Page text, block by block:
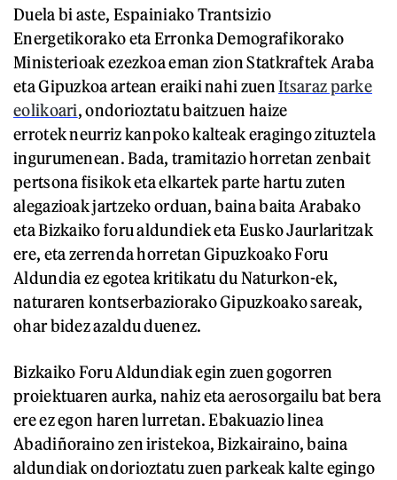
Duela bi aste, Espainiako Trantsizio
Energetikorako eta Erronka Demografikorako
Ministerioak ezezkoa eman zion Statkraftek Araba
eta Gipuzkoa artean eraiki nahi zuenItsaraz parke
eolikoari, ondorioztatu baitzuen haize
errotek neurriz kanpoko kalteak eragingo zituztela
ingurumenean. Bada, tramitazio horretan zenbait
pertsona fisikok eta elkartek parte hartu zuten
alegazioak jartzeko orduan, baina baita Arabako
eta Bizkaiko foru aldundiek eta Eusko Jaurlaritzak
ere, eta zerrenda horretan Gipuzkoako Foru
Aldundia ez egotea kritikatu du Naturkon-ek,
naturaren kontserbaziorako Gipuzkoako sareak,
ohar bidez azaldu duenez.
Bizkaiko Foru Aldundiak egin zuen gogorren
proiektuaren aurka, nahiz eta aerosorgailu bat bera
ere ez egon haren lurretan. Ebakuazio linea
Abadiñoraino zen iristekoa, Bizkairaino, baina
aldundiak ondorioztatu zuen parkeak kalte egingo